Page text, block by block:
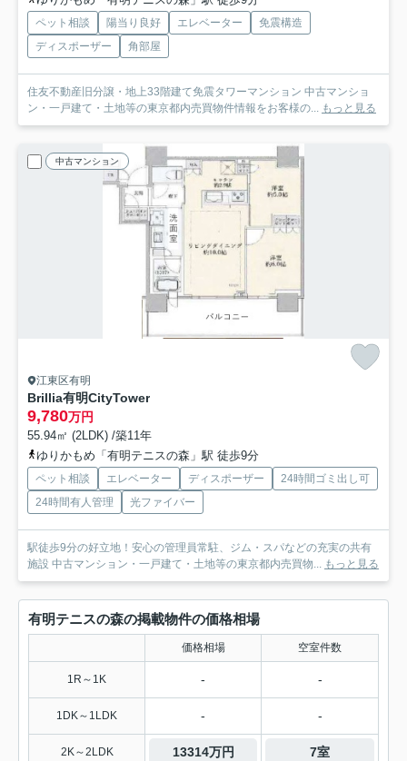
ペット相談 陽当り良好 エレベーター
免震構造
ディスポーザー
角部屋
住友不動産旧分譲・地上33階建て免震タワーマンション 中古マンショ
ン・一戸建て・土地等の東京都内売買物件情報をお客様の... もっと見る
中古マンション
江東区有明
Brillia有明CityTower
9,780万円
55.94㎡ (2LDK) /築11年
ゆりかもめ「有明テニスの森」駅 徒歩9分
ペット相談 エレベーター ディスポーザー
24時間ゴミ出し可
24時間有人管理
光ファイバー
駅徒歩9分の好立地！安心の管理員常駐、ジム・スパなどの充実の共有
施設 中古マンション・一戸建て・土地等の東京都内売買物... もっと見る
有明テニスの森の掲載物件の価格相場
価格相場 空室件数
1R～1K - -
1DK～1LDK - -
2K～2LDK 13314万円 7室